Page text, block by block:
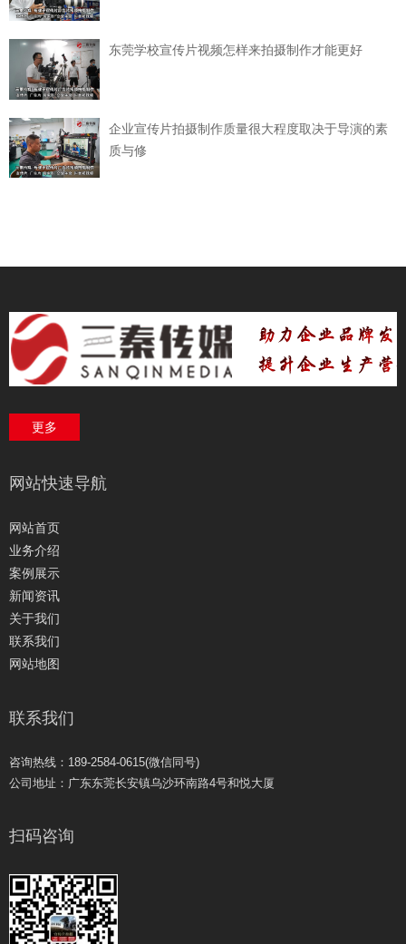
东莞学校宣传片视频怎样来拍摄制作才能更好
企业宣传片拍摄制作质量很大程度取决于导演的素
质与修
更多
网站快速导航
网站首页
业务介绍
案例展示
新闻资讯
关于我们
联系我们
网站地图
联系我们
咨询热线：189-2584-0615(微信同号)
公司地址：广东东莞长安镇乌沙环南路4号和悦大厦
扫码咨询